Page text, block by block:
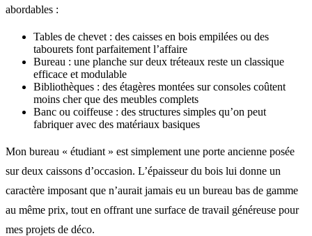
abordables :
Tables de chevet : des caisses en bois empilées ou des
tabourets font parfaitement l’affaire
Bureau : une planche sur deux tréteaux reste un classique
efficace et modulable
Bibliothèques : des étagères montées sur consoles coûtent
moins cher que des meubles complets
Banc ou coiffeuse : des structures simples qu’on peut
fabriquer avec des matériaux basiques
Mon bureau « étudiant » est simplement une porte ancienne posée
sur deux caissons d’occasion. L’épaisseur du bois lui donne un
caractère imposant que n’aurait jamais eu un bureau bas de gamme
au même prix, tout en offrant une surface de travail généreuse pour
mes projets de déco.